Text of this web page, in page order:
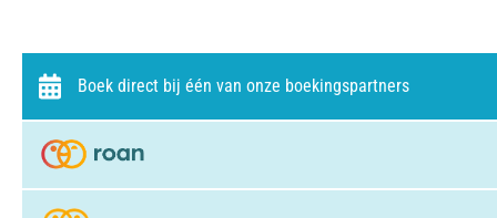
Boek direct bij één van onze boekingspartners